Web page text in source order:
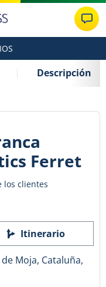
Descripción
Ferret
los clientes
Itinerario
Moja, Cataluña,